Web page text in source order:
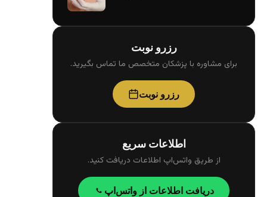
رزرو نوبت
برای مشاوره با پزشکان متخصص ما تماس بگیرید.
رزرو نوبت
اطلاعات سریع
از طریق واتس‌اپ اطلاعات دریافت کنید.
دریافت اطلاعات از واتس‌اپ